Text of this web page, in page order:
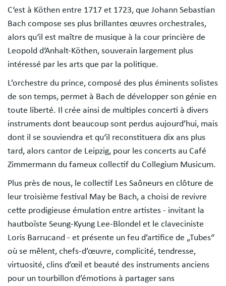
C‘est à Köthen entre 1717 et 1723, que Johann Sebastian
Bach compose ses plus brillantes œuvres orchestrales,
alors qu‘il est maître de musique à la cour princière de
Leopold d‘Anhalt-Köthen, souverain largement plus
intéressé par les arts que par la politique.
L’orchestre du prince, composé des plus éminents solistes
de son temps, permet à Bach de développer son génie en
toute liberté. Il crée ainsi de multiples concerti à divers
instruments dont beaucoup sont perdus aujourd’hui, mais
dont il se souviendra et qu‘il reconstituera dix ans plus
tard, alors cantor de Leipzig, pour les concerts au Café
Zimmermann du fameux collectif du Collegium Musicum.
Plus près de nous, le collectif Les Saôneurs en clôture de
leur troisième festival May be Bach, a choisi de revivre
cette prodigieuse émulation entre artistes - invitant la
hautboïste Seung-Kyung Lee-Blondel et le claveciniste
Loris Barrucand - et présente un feu d’artifice de „Tubes“
où se mêlent, chefs-d’œuvre, complicité, tendresse,
virtuosité, clins d’œil et beauté des instruments anciens
pour un tourbillon d’émotions à partager sans